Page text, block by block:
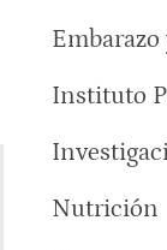
Instituto
Nutrición